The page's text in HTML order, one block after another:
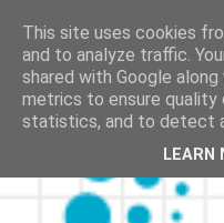
This site uses cookies
and to analyze traffic.
shared with Google
metrics to ensure quality
statistics, and to detect
LEARN